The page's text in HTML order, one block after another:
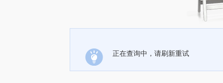
正在查询中，请刷新重试